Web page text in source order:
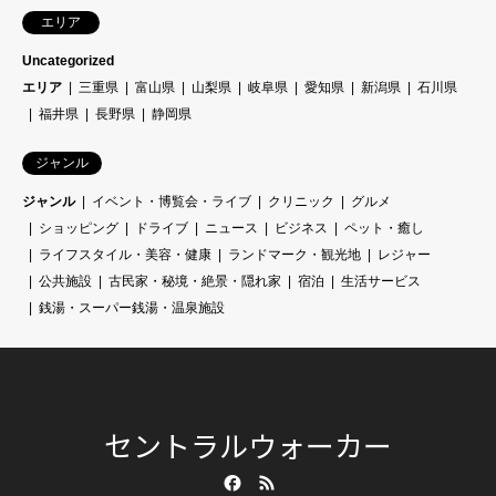
エリア
Uncategorized
エリア
三重県 富山県 山梨県 岐阜県 愛知県 新潟県
石川県
福井県
長野県 静岡県
ジャンル
ジャンル イベント・博覧会・ライブ クリニック
グルメ
ショッピング
ドライブ ニュース ビジネス
ペット・癒し
ライフスタイル・美容・健康
ランドマーク・観光地
レジャー
公共施設
古民家・秘境・絶景・隠れ家 宿泊
生活サービス
銭湯・スーパー銭湯・温泉施設
セントラルウォーカー